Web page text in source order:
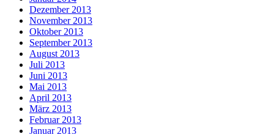
Dezember 2013
November 2013
Oktober 2013
September 2013
August 2013
Juli 2013
Juni 2013
Mai 2013
April 2013
März 2013
Februar 2013
Januar 2013